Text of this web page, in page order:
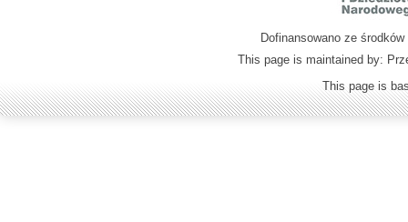
Dofinansowano ze
This page is maintained by:
This page is